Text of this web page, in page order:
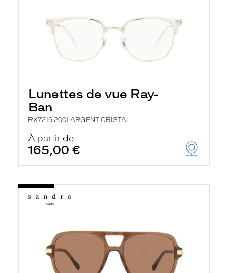
Lunettes de vue Ray-
Ban
RX7216 2001 ARGENT CRISTAL
À partir de
165,00 €